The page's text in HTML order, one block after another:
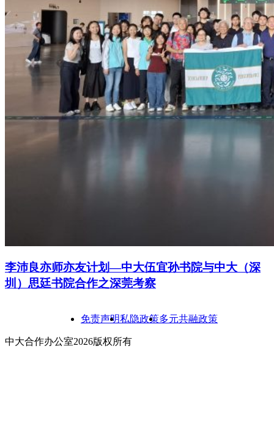
李沛良亦师亦友计划—中大伍宜孙书院与中大（深
圳）思廷书院合作之深莞考察
免责声明私隐政策多元共融政策
中大合作办公室2026版权所有